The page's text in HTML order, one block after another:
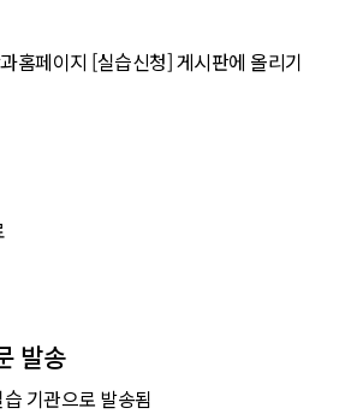
홈페이지 [실습신청] 게시판에 올리기
발송
기관으로 발송됨